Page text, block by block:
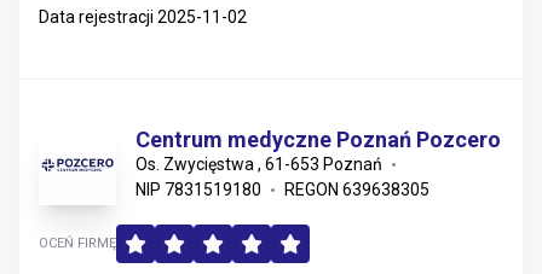
Data rejestracji 2025-11-02
Centrum medyczne Poznań Pozcero
Os. Zwycięstwa , 61-653 Poznań
NIP 7831519180
REGON 639638305
OCEŃ FIRMĘ